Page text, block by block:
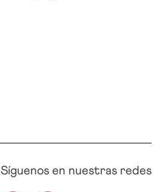
Síguenos en nuestras redes